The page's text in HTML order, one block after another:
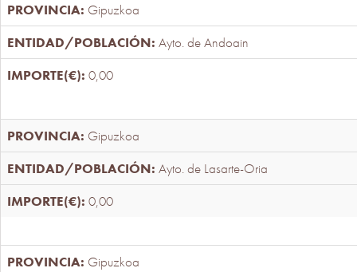
Gipuzkoa
Ayto. de Andoain
0,00
Gipuzkoa
Ayto. de Lasarte-Oria
0,00
Gipuzkoa